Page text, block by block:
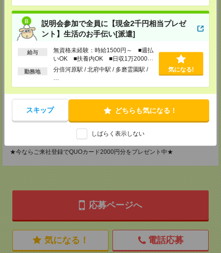
説明会参加で全員に【現金2千円相当プレゼ
ント】生活のお手伝い[派遣]
給与
無資格未経験：時給1500円～ ■週払
いOK ■扶養内OK ■日収1万2000円
以上
勤務地
分倍河原駅 / 北府中駅 / 多磨霊園駅 /
気になる!
スキップ どちらも気になる！
しばらく表示しない
TEL：0120-934-200
MAIL：tenshoku@nikken-ts.jp
担当：採用担当
メディカルケア事業部 町田オフィス
東京都町田市森野1-7-23 大樹生命町田ビル6F
TEL：0120-453-285
tenshoku@nikken-ts.jp
担当：採用担当
神奈川県横浜市保土ケ谷区神戸町134 横浜ビジネスパークサウスタワー
2F B区画
TEL：0120-901-799
MAIL： tenshoku@nikken-ts.jp
担当：採用担当
★今ならご来社登録でQUOカード2000円分をプレゼント中★
応募ページへ
気になる！ 電話応募